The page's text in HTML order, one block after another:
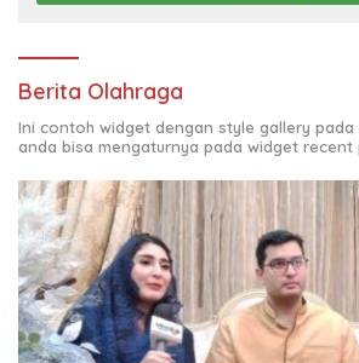
Berita Olahraga
Ini contoh widget dengan style gallery
anda bisa mengaturnya pada widget recent